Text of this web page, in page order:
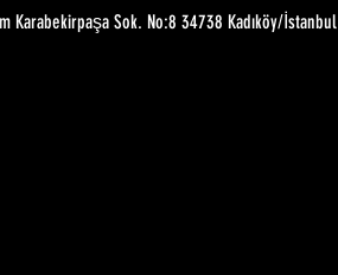
Karabekirpaşa Sok. No:8 34738 Kadıköy/İstanbul